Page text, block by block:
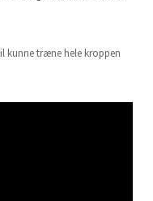
kunne træne hele kroppen